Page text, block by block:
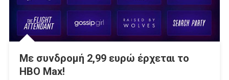
Με συνδρομή 2,99 ευρώ έρχεται το
HBO Max!